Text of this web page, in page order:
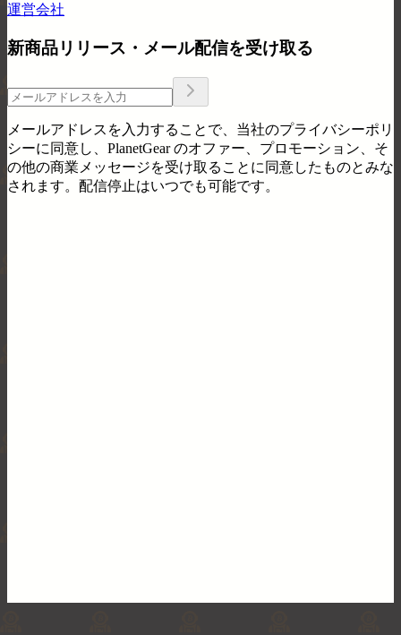
運営会社
新商品リリース・メール配信を受け取る
メールアドレスを入力することで、当社のプライバシーポリ
シーに同意し、PlanetGear のオファー、プロモーション、そ
の他の商業メッセージを受け取ることに同意したものとみな
されます。配信停止はいつでも可能です。